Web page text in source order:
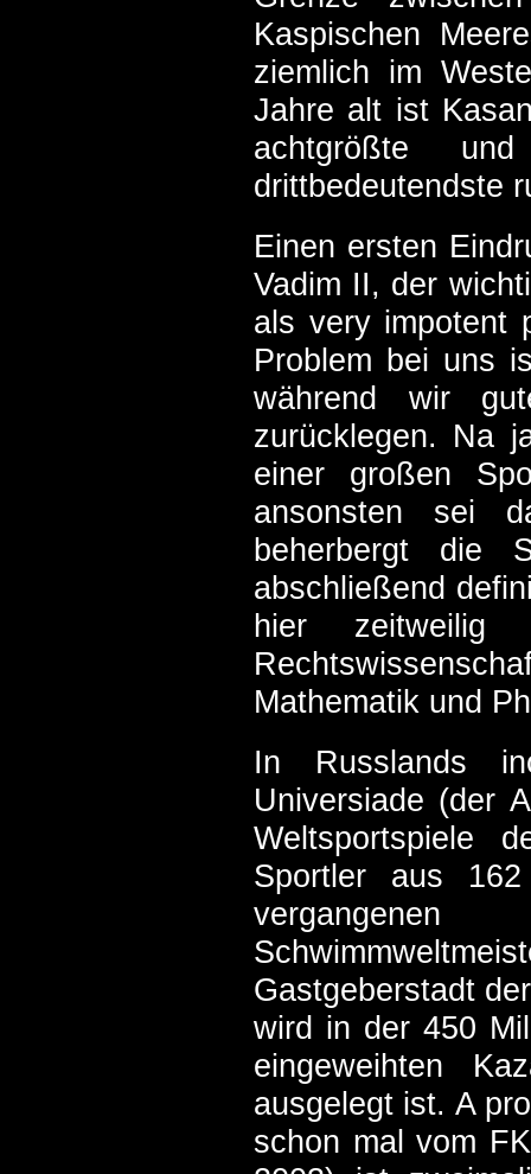
Kaspischen
ziemlich im
Jahre alt ist
achtgrößte
drittbedeutendste
Einen ersten
Vadim II, der
als very impotent
Problem bei uns
während wir
zurücklegen. Na
einer großen
ansonsten sei
beherbergt die
abschließend
hier
Mathematik und
In Russlands
Universiade (der
Weltsportspiele
Sportler aus
Gastgeberstadt
wird in der 450
eingeweihten
ausgelegt ist. A
schon mal vom